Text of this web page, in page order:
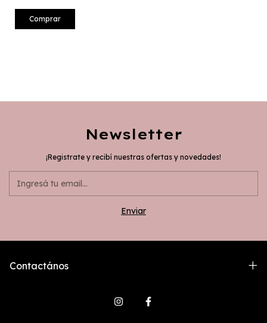
Comprar
Newsletter
¡Registrate y recibí nuestras ofertas y novedades!
Contactános